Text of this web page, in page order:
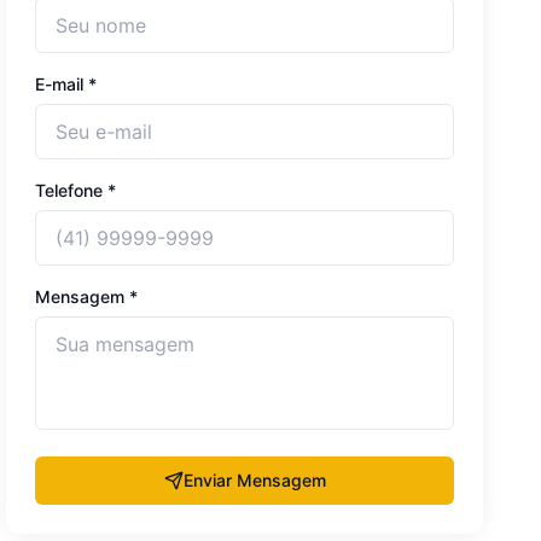
E-mail *
Telefone *
Mensagem *
Enviar Mensagem